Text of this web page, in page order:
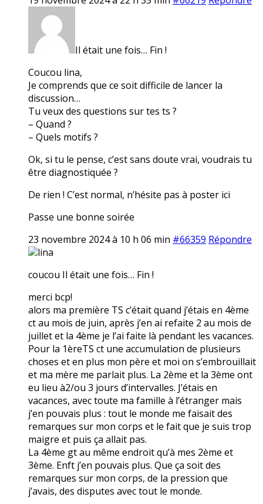
Il était une fois… Fin !
Coucou lina,
Je comprends que ce soit difficile de lancer la
discussion…
Tu veux des questions sur tes ts ?
– Quand ?
– Quels motifs ?
Ok, si tu le pense, c’est sans doute vrai, voudrais tu
être diagnostiquée ?
De rien ! C’est normal, n’hésite pas à poster ici
Passe une bonne soirée
23 novembre 2024 à 10 h 06 min #66359 Répondre
lina
coucou Il était une fois… Fin !
merci bcp!
alors ma première TS c’était quand j’étais en 4ème
ct au mois de juin, après j’en ai refaite 2 au mois de
juillet et la 4ème je l’ai faite là pendant les vacances.
Pour la 1èreTS ct une accumulation de plusieurs
choses et en plus mon père et moi on s’embrouillait
et ma mère me parlait plus. La 2ème et la 3ème ont
eu lieu à2/ou 3 jours d’intervalles. J’étais en
vacances, avec toute ma famille à l’étranger mais
j’en pouvais plus : tout le monde me faisait des
remarques sur mon corps et le fait que je suis trop
maigre et puis ça allait pas.
La 4ème gt au même endroit qu’à mes 2ème et
3ème. Enft j’en pouvais plus. Que ça soit des
remarques sur mon corps, de la pression que
j’avais, des disputes avec tout le monde.